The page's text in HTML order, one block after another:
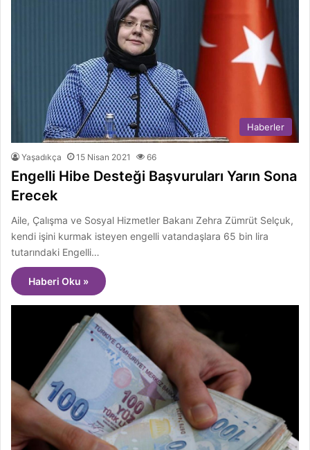
Haberler
Yaşadıkça 15 Nisan 2021 66
Engelli Hibe Desteği Başvuruları Yarın Sona
Erecek
Aile, Çalışma ve Sosyal Hizmetler Bakanı Zehra Zümrüt Selçuk,
kendi işini kurmak isteyen engelli vatandaşlara 65 bin lira
tutarındaki Engelli…
Haberi Oku »